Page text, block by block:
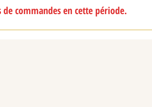
commandes en cette période.